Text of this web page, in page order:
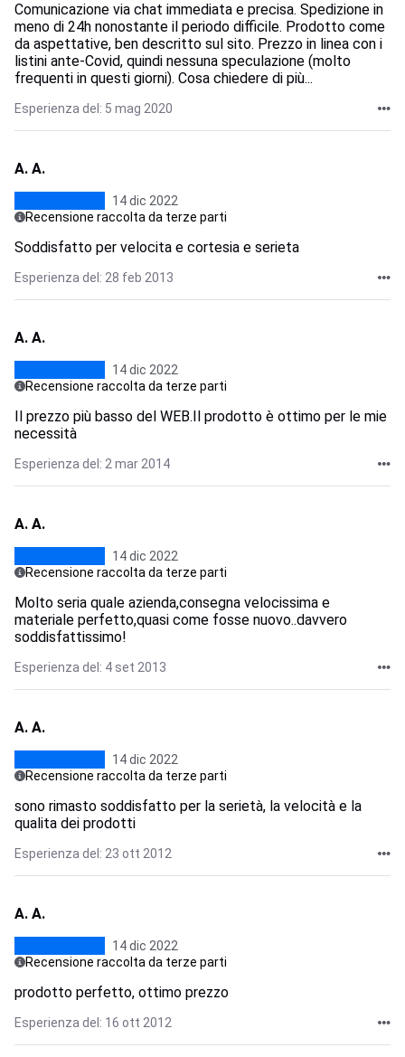
Comunicazione via chat immediata e precisa. Spedizione in
meno di 24h nonostante il periodo difficile. Prodotto come
da aspettative, ben descritto sul sito. Prezzo in linea con i
listini ante-Covid, quindi nessuna speculazione (molto
frequenti in questi giorni). Cosa chiedere di più...
Esperienza del: 5 mag 2020
A. A.
14 dic 2022
Recensione raccolta da terze parti
Soddisfatto per velocita e cortesia e serieta
Esperienza del: 28 feb 2013
A. A.
14 dic 2022
Recensione raccolta da terze parti
Il prezzo più basso del WEB.Il prodotto è ottimo per le mie
necessità
Esperienza del: 2 mar 2014
A. A.
14 dic 2022
Recensione raccolta da terze parti
Molto seria quale azienda,consegna velocissima e
materiale perfetto,quasi come fosse nuovo..davvero
soddisfattissimo!
Esperienza del: 4 set 2013
A. A.
14 dic 2022
Recensione raccolta da terze parti
sono rimasto soddisfatto per la serietà, la velocità e la
qualita dei prodotti
Esperienza del: 23 ott 2012
A. A.
14 dic 2022
Recensione raccolta da terze parti
prodotto perfetto, ottimo prezzo
Esperienza del: 16 ott 2012